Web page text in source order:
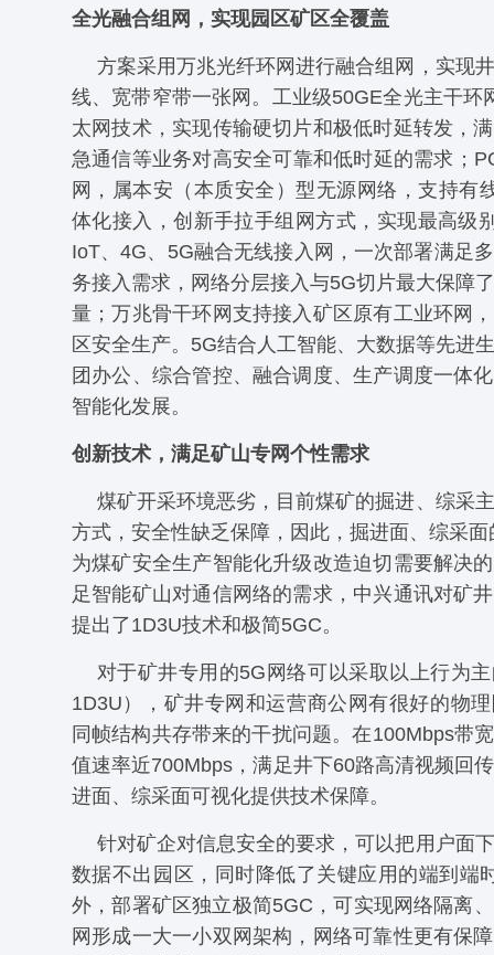
全光融合组网，实现园区矿区全覆盖
方案采用万兆光纤环网进行融合组网，实现
线、宽带窄带一张网。工业级50GE全光主干环
太网技术，实现传输硬切片和极低时延转发，
急通信等业务对高安全可靠和低时延的需求；
网，属本安（本质安全）型无源网络，支持有
体化接入，创新手拉手组网方式，实现最高级
IoT、4G、5G融合无线接入网，一次部署满足
务接入需求，网络分层接入与5G切片最大保障
量；万兆骨干环网支持接入矿区原有工业环网
区安全生产。5G结合人工智能、大数据等先进
团办公、综合管控、融合调度、生产调度一体
智能化发展。
创新技术，满足矿山专网个性需求
煤矿开采环境恶劣，目前煤矿的掘进、综采
方式，安全性缺乏保障，因此，掘进面、综采面
为煤矿安全生产智能化升级改造迫切需要解决
足智能矿山对通信网络的需求，中兴通讯对矿
提出了1D3U技术和极简5GC。
对于矿井专用的5G网络可以采取以上行为
1D3U），矿井专网和运营商公网有很好的物
同帧结构共存带来的干扰问题。在100Mbps带
值速率近700Mbps，满足井下60路高清视频回
进面、综采面可视化提供技术保障。
针对矿企对信息安全的要求，可以把用户面
数据不出园区，同时降低了关键应用的端到端
外，部署矿区独立极简5GC，可实现网络隔离
网形成一大一小双网架构，网络可靠性更有保